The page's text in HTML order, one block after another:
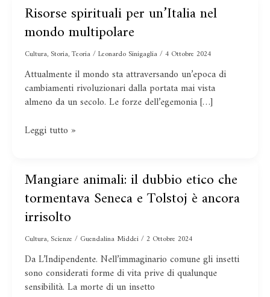
Risorse spirituali per un’Italia nel
mondo multipolare
Cultura, Storia,Teoria/Leonardo Sinigaglia/4 Ottobre 2024
Attualmente il mondo sta attraversando un’epoca di
cambiamenti rivoluzionari dalla portata mai vista
almeno da un secolo. Le forze dell’egemonia […]
Risorse
spirituali
per
un’Italia
nel
mondo
multipolare
Leggi tutto »
Mangiare animali: il dubbio etico che
tormentava Seneca e Tolstoj è ancora
irrisolto
Cultura, Scienze / Guendalina Middei/2 Ottobre 2024
Da L’Indipendente. Nell’immaginario comune gli insetti
sono considerati forme di vita prive di qualunque
sensibilità. La morte di un insetto
Mangiare
animali:
il
dubbio
etico
che
tormentava
Seneca
e